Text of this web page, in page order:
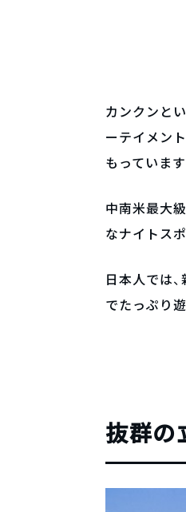
カンクンと
ーテイメン
もっています
中南米最大
なナイトス
日本人では
でたっぷり
抜群の